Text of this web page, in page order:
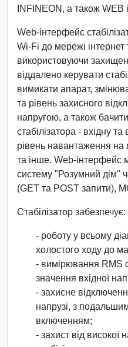
INFINEON, а також WEB
Web-інтерфейс
Wi-Fi до мережі інтернет
використовуючи
віддалено керувати
вимикати апарат,
та рівень захисного
напругою, а також
стабілізатора - вхідну
рівень навантаження на
та інше. Web-інтерфейс
систему "Розумний дім"
(GET та POST запити),
Стабілізатор забезпечує:
- роботу у всьому
холостого ходу до
- вимірювання RMS
значення вхідної
- захисне
напрузі, з
включенням;
- захист від високої